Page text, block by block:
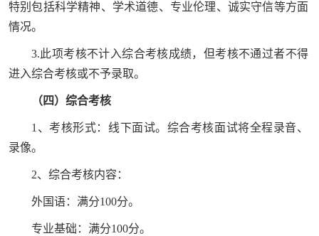
特别包括科学精神、学术道德、专业伦理、诚实守信等方面
情况。
3.此项考核不计入综合考核成绩，但考核不通过者不得
进入综合考核或不予录取。
（四）综合考核
1、考核形式：线下面试。综合考核面试将全程录音、
录像。
2、综合考核内容：
外国语：满分100分。
专业基础：满分100分。